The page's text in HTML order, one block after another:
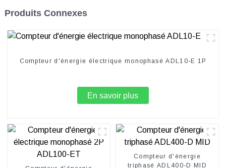
Produits Connexes
Compteur d'énergie électrique monophasé ADL10-E 1P
En savoir plus
Compteur d'énergie
triphasé ADL400-D MID